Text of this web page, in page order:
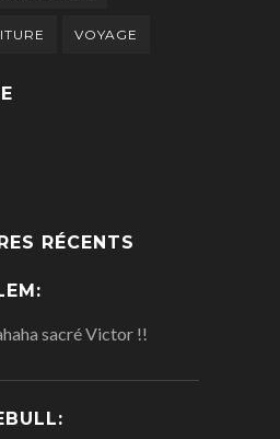
VOYAGE
RÉCENTS
sacré Victor !!